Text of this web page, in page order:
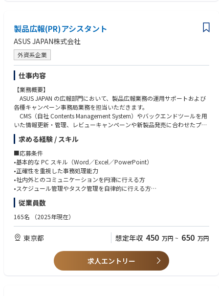
業経営のリアルな意思決定プロセスに携わることができるポジションで
す。
・上場企業としての高度なガバナンス整備を、経営と共に推進する経験
は、キャリア価値が非常に高く、将来的なキャリアの幅も広がります（法
務部門・ガバナンス関連部門への展開も可）。
・取締役会室は少数精鋭の組織であり、一人ひとりの裁量・貢献度が大き
い環境です。
・ご自身でタイムマネジメントを行いながらフレキシブルに働くことがで
きる環境があります。
＜入社後のキャリアパス＞
・入社後は、取締役会室の法務エキスパートとして、取締役会室の法務運
営全般をリードしていただきます。
・将来的には、組織マネージャー、社内の法務部門など関連部門への人事
異動も検討される範囲です。
＜働き方について＞
準備期間を含め株主総会の時期（3～5月頃）は繁忙期となりますが、
11月～1月を中心に閑散期となり、年間を通じて繁閑のメリハリがある環
境です。
＜関連URL＞
・リコーのコーポレートガバナンス
https://jp.ricoh.com/governance/governance
https://www.youtube.com/watch?v=LfnvykSx6Dk&list=PLVeLbRp5JE6w
lRcTRrZWup-lTsWloaxFt&index=3
・上場企業の取締役会事務局、もしくはコーポレート・セクレタリー機能
での実務経験
・事業会社の法務部門や経営企画部門で、コーポレート法務を幅広く担当
したご経験
・ガバナンス改革（指名・報酬委員会の機能高度化、取締役会評価など）
や内部統制システムの構築・運用経験
・M&Aや組織再編等、会社法関連のプロジェクトのご経験
・弁護士資格（国内または海外）があれば尚可
＜求める人物像＞
・商事法務の専門性を基盤に、経営視点で課題を構造化し、解決策を提案
できる方
・機密性の高い情報を扱う中で、高い倫理観と透明性をもって行動できる
方
・社外役員・経営幹部など多様なステークホルダーと、信頼関係を構築で
きるコミュニケーション力
・経営判断の背景を理解しつつ、法務として独立した立場から助言できる
方
・新制度やガバナンス潮流（コーポレートガバナンス・コードなど）を学
び続ける姿勢を持つ方
製品広報(PR)アシスタント
ASUS JAPAN株式会社
外資系企業
仕事内容
【業務概要】
ASUS JAPAN の広報部門において、製品広報業務の運用サポートおよび
各種キャンペーン事務局業務を担当いただきます。
CMS（自社 Contents Management System）やバックエンドツールを用
いた情報更新・管理、レビューキャンペーンや新製品発売に合わせたプロ
モーション施策の事務局運営、さらに施策に伴う予算申請・処理業務、お
よびシステム関連の問い合わせ発生時における台湾本社との連携対応な
ど、広報活動を円滑に推進するための実務を担うポジションです。また、
必要に応じて新製品発表会や展示イベント等の現場サポートをお願いする
場合があります。
広報担当および各関係部署と連携しながら、正確性・スピード・丁寧な
コミュニケーションを重視
【主な担当業務内容】
•CMS（自社 Contents Management System）およびバックエンドツール
を用いた情報更新・管理
局運営（応募受付、データ管理、当選連絡、発送手配、問い合わせ対応 な
求める経験 / スキル
■応募条件
•基本的な PC スキル（Word／Excel／PowerPoint）
•正確性を重視した事務処理能力
•社内外とのコミュニケーションを円滑に行える方
•スケジュール管理やタスク管理を自律的に行える方
•日本語ネイティブレベル
■歓迎：
•CMS または Web 管理ツールの使用経験
•予算申請・処理などのバックオフィス業務経験
•IT／PC／ガジェットへの興味・関心
•英語での読み書きに抵抗がない方（台湾本社との簡易連携が発生する場
従業員数
165名 （2025年現在）
東京都 想定年収 450 万円 ~ 650 万円
求人エントリー